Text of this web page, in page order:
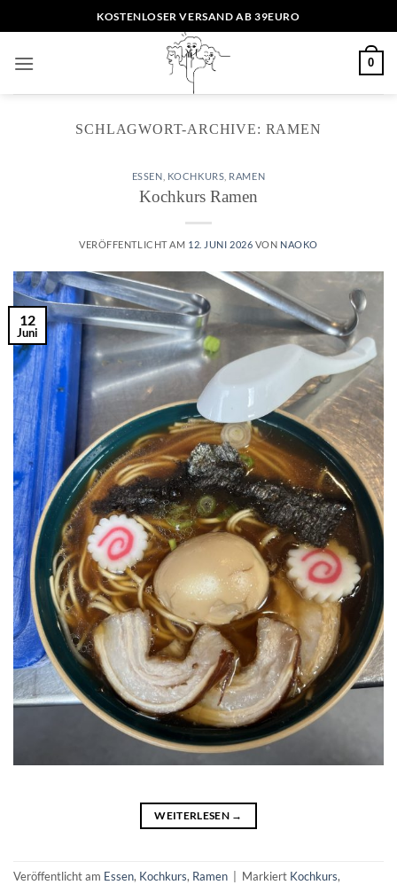
Inhalt
springen
KOSTENLOSER VERSAND AB 39EURO
0
SCHLAGWORT-ARCHIVE: RAMEN
ESSEN KOCHKURS RAMEN
Kochkurs Ramen
VERÖFFENTLICHT AM 12. JUNI 2026 VON NAOKO
12
Juni
WEITERLESEN →
Veröffentlicht am Essen, Kochkurs, Ramen Markiert Kochkurs,